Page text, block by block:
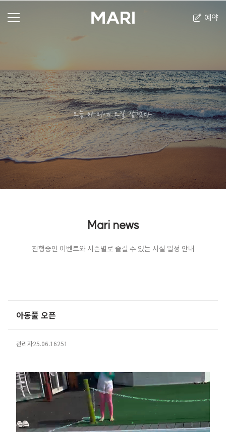
예약
오늘 마리에 오길 잘했다
Mari news
진행중인 이벤트와 시즌별로 즐길 수 있는 시설 일정 안내